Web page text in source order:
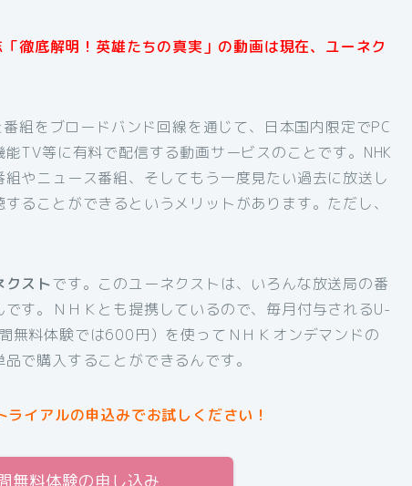
徹底解明！英雄たちの真実」の動画は現在、ユーネク
番組をブロードバンド回線を通じて、日本国内限定でPC
TV等に有料で配信する動画サービスのことです。NHK
やニュース番組、そしてもう一度見たい過去に放送し
ることができるというメリットがあります。ただし、
クストです。このユーネクストは、いろんな放送局の番
す。ＮＨＫとも提携しているので、毎月付与されるU-
無料体験では600円）を使ってＮＨＫオンデマンドの
で購入することができるんです。
イアルの申込みでお試しください！
無料体験の申し込み